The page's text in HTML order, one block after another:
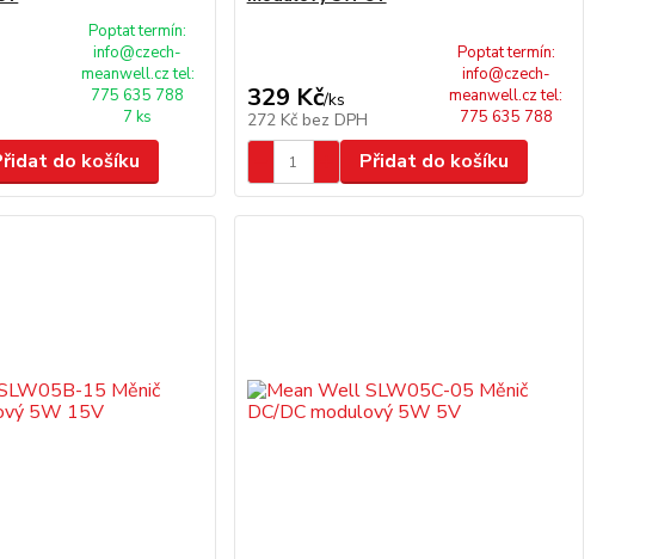
Poptat termín:
info@czech-
meanwell.cz tel:
775 635 788
7 ks
do košíku
329 Kč/ks
272 Kč bez DPH
Poptat termín:
info@czech-
meanwell.cz tel:
775 635 788
Přidat do košíku